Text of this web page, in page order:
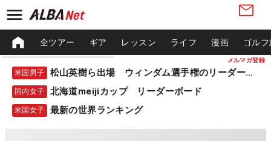
メルマガ登録
全ツアー ギア レッスン ライフ 漫画 ゴル
米国男子 松山英樹ら出場 ウィンダム選手権のリーダーボード
国内女子 北海道meijiカップ リーダーボード
米国女子 最新の世界ランキング